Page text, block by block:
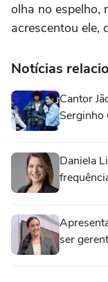
olha no espelho,
acrescentou ele,
Notícias
Cantor
Serginho
Daniela
ser